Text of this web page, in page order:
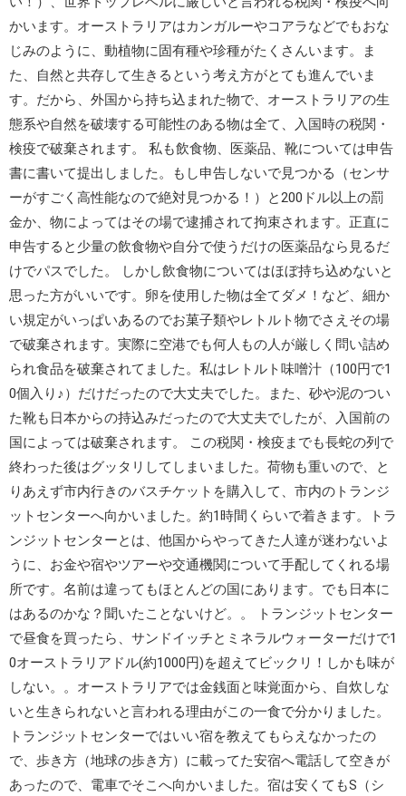
かいます。オーストラリアはカンガルーやコアラなどでもおな
じみのように、動植物に固有種や珍種がたくさんいます。ま
た、自然と共存して生きるという考え方がとても進んでいま
す。だから、外国から持ち込まれた物で、オーストラリアの生
態系や自然を破壊する可能性のある物は全て、入国時の税関・
検疫で破棄されます。 私も飲食物、医薬品、靴については申告
書に書いて提出しました。もし申告しないで見つかる（センサ
ーがすごく高性能なので絶対見つかる！）と200ドル以上の罰
金か、物によってはその場で逮捕されて拘束されます。正直に
申告すると少量の飲食物や自分で使うだけの医薬品なら見るだ
けでパスでした。 しかし飲食物についてはほぼ持ち込めないと
思った方がいいです。卵を使用した物は全てダメ！など、細か
い規定がいっぱいあるのでお菓子類やレトルト物でさえその場
で破棄されます。実際に空港でも何人もの人が厳しく問い詰め
られ食品を破棄されてました。私はレトルト味噌汁（100円で1
0個入り♪）だけだったので大丈夫でした。また、砂や泥のつい
た靴も日本からの持込みだったので大丈夫でしたが、入国前の
国によっては破棄されます。 この税関・検疫までも長蛇の列で
終わった後はグッタリしてしまいました。荷物も重いので、と
りあえず市内行きのバスチケットを購入して、市内のトランジ
ットセンターへ向かいました。約1時間くらいで着きます。トラ
ンジットセンターとは、他国からやってきた人達が迷わないよ
うに、お金や宿やツアーや交通機関について手配してくれる場
所です。名前は違ってもほとんどの国にあります。でも日本に
はあるのかな？聞いたことないけど。。 トランジットセンター
で昼食を買ったら、サンドイッチとミネラルウォーターだけで1
0オーストラリアドル(約1000円)を超えてビックリ！しかも味が
しない。。オーストラリアでは金銭面と味覚面から、自炊しな
いと生きられないと言われる理由がこの一食で分かりました。
トランジットセンターではいい宿を教えてもらえなかったの
で、歩き方（地球の歩き方）に載ってた安宿へ電話して空きが
あったので、電車でそこへ向かいました。宿は安くてもS（シ